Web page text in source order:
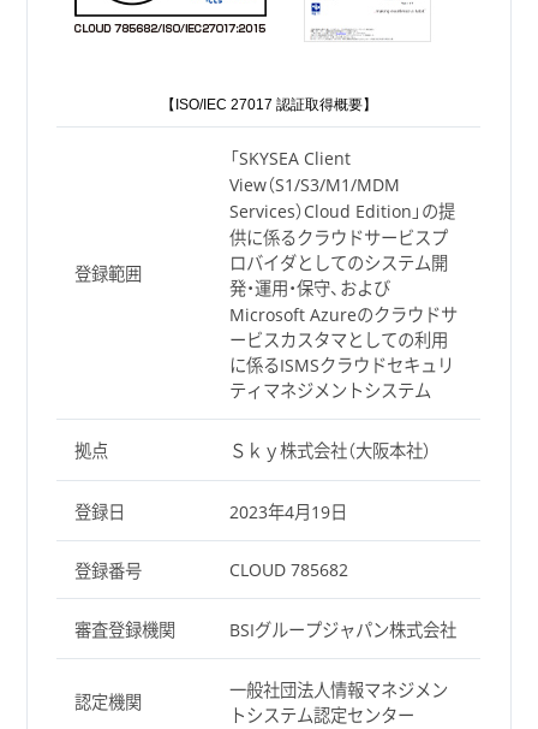
【ISO/IEC 27017 認証取得概要】
登録範囲
「SKYSEA Client
View（S1/S3/M1/MDM
Services）Cloud Edition」の提
供に係るクラウドサービスプ
ロバイダとしてのシステム開
発・運用・保守、および
Microsoft Azureのクラウドサ
ービスカスタマとしての利用
に係るISMSクラウドセキュリ
ティマネジメントシステム
拠点 Ｓｋｙ株式会社（大阪本社）
登録日 2023年4月19日
登録番号 CLOUD 785682
審査登録機関 BSIグループジャパン株式会社
認定機関
一般社団法人情報マネジメン
トシステム認定センター